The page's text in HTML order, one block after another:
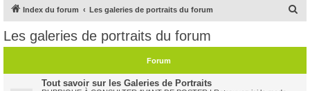
Index du forum Les galeries de portraits du forum
e
Les galeries de portraits du forum
Forum
Tout savoir sur les Galeries de Portraits